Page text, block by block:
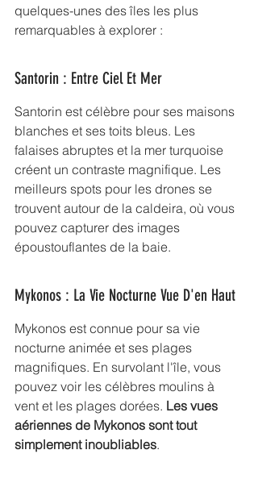
quelques-unes des îles les plus
remarquables à explorer :
Santorin : Entre Ciel Et Mer
Santorin est célèbre pour ses maisons
blanches et ses toits bleus. Les
falaises abruptes et la mer turquoise
créent un contraste magnifique. Les
meilleurs spots pour les drones se
trouvent autour de la caldeira, où vous
pouvez capturer des images
époustouflantes de la baie.
Mykonos : La Vie Nocturne Vue D'en Haut
Mykonos est connue pour sa vie
nocturne animée et ses plages
magnifiques. En survolant l'île, vous
pouvez voir les célèbres moulins à
vent et les plages dorées. Les vues
aériennes de Mykonos sont tout
simplement inoubliables.